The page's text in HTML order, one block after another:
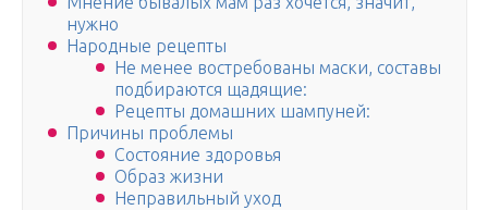
нужно
Народные рецепты
Не менее востребованы маски, составы
подбираются щадящие:
Рецепты домашних шампуней:
Причины проблемы
Состояние здоровья
Образ жизни
Неправильный уход